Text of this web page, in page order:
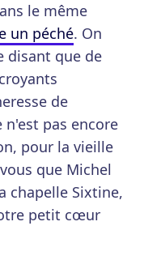
le même
un péché. On
disant que de
de
pas encore
pour la vieille
que Michel
chapelle Sixtine,
petit cœur